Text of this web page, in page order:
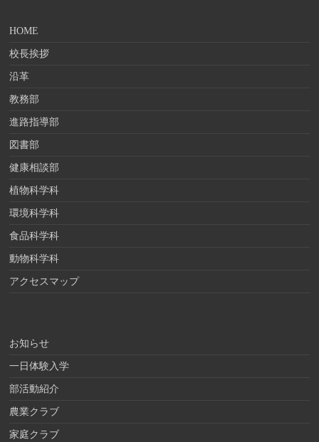
HOME
校長挨拶
沿革
教務部
進路指導部
図書部
健康相談部
植物科学科
環境科学科
食品科学科
動物科学科
アクセスマップ
お知らせ
一日体験入学
部活動紹介
農業クラブ
家庭クラブ